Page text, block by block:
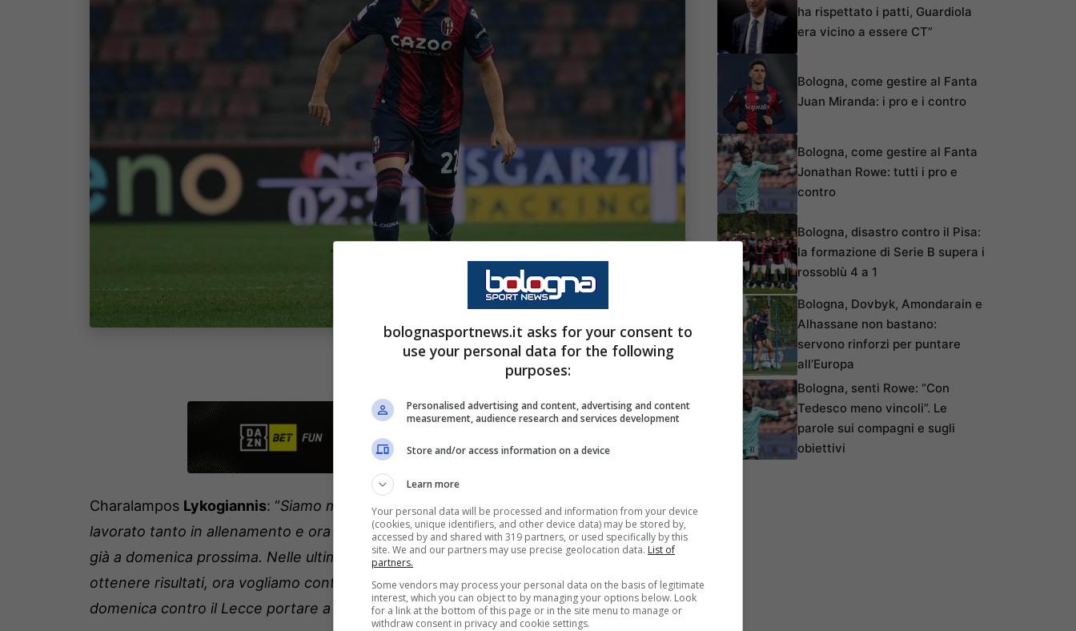
Charalampos Lykogiannis: “Siamo molto contenti, è una grande vittoria. Abbiamo
lavorato tanto in allenamento e ora dobbiamo concentrarci sul campionato pensando
già a domenica prossima. Nelle ultime gare stavamo giocando bene senza però
ottenere risultati, ora vogliamo continuare a lavorare come ci chiede il mister e
domenica contro il Lecce portare a casa i tre punti“.
ha rispettato i patti, Guardiola
era vicino a essere CT”
Bologna, come gestire al Fanta
Juan Miranda: i pro e i contro
Bologna, come gestire al Fanta
Jonathan Rowe: tutti i pro e
contro
Bologna, disastro contro il Pisa:
la formazione di Serie B supera i
rossoblù 4 a 1
Bologna, Dovbyk, Amondarain e
Alhassane non bastano:
servono rinforzi per puntare
all’Europa
Bologna, senti Rowe: “Con
Tedesco meno vincoli”. Le
parole sui compagni e sugli
obiettivi
bolognasportnews.it asks for your consent to
use your personal data for the following
purposes:
Personalised advertising and content, advertising and content
measurement, audience research and services development
Store and/or access information on a device
Learn more
Your personal data will be processed and information from your device
(cookies, unique identifiers, and other device data) may be stored by,
accessed by and shared with 319 partners, or used specifically by this
site. We and our partners may use precise geolocation data. List of
partners.
Some vendors may process your personal data on the basis of legitimate
interest, which you can object to by managing your options below. Look
for a link at the bottom of this page or in the site menu to manage or
withdraw consent in privacy and cookie settings.